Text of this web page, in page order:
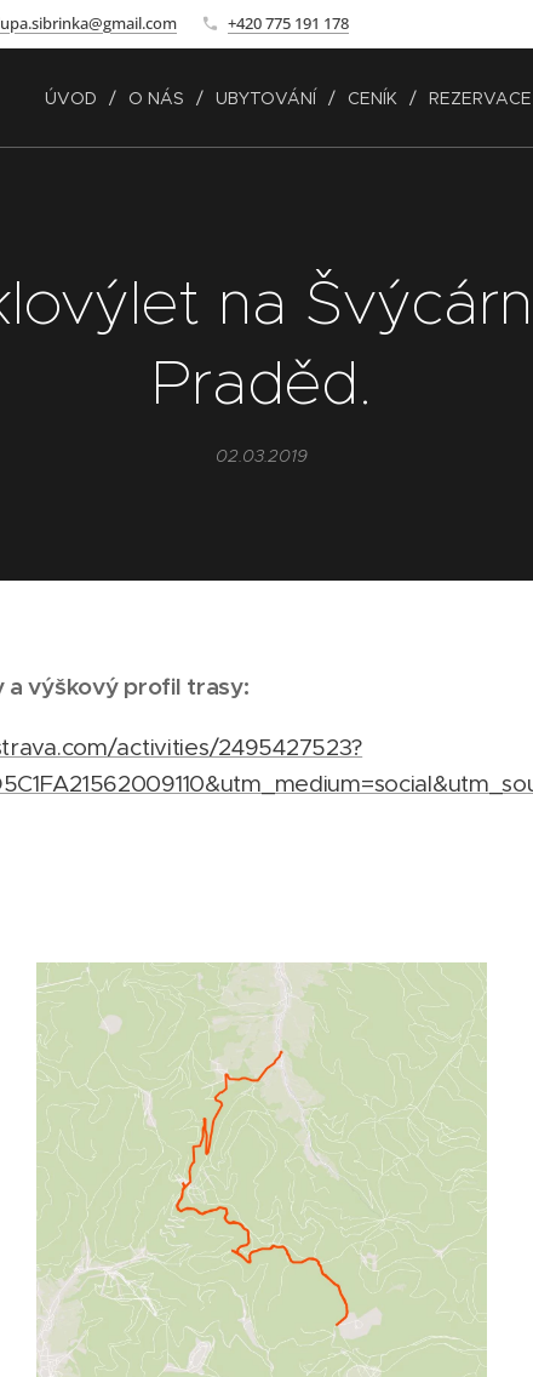
+420 775 191 178
ÚVOD O NÁS UBYTOVÁNÍ CENÍK
na
Praděd.
02.03.2019
a výškový profil trasy:
activities/2495427523?